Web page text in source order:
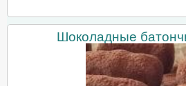
Шоколадные